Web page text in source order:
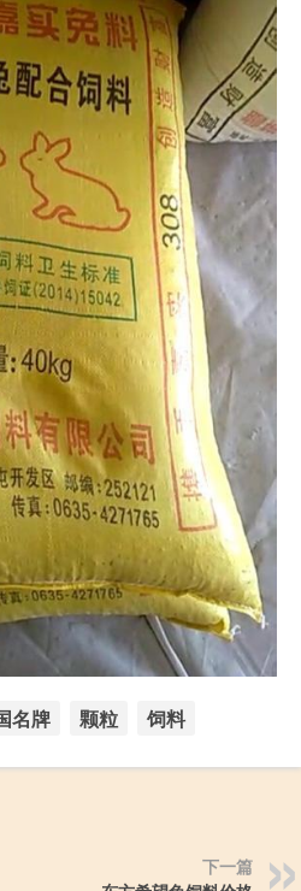
名牌 颗粒 饲料
下一篇